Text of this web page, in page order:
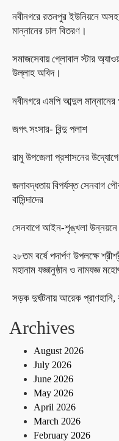
নবীনগরে রতনপুর ইউনিয়নে
মান্নানের চাল বিতরণ।
সমাজসেবায় গ্লোবাল স্টার
উল্লাহ অবিদ।
নবীনগরে এমপি আব্দুল মান্নানের
জগৎ সংসার- বিন্দু পলাশ
রামু উপজেলা প্রশাসনের
জলাবদ্ধতায় বিপর্যস্ত সেনবাগ
বাসিন্দাদের
সেনবাগে আইন-শৃঙ্খলা
২৮তম বর্ষে পদার্পণ উপলক্ষে
মহানাম যজ্ঞানুষ্ঠান ও নামযজ্ঞ
সড়ক দুর্ঘটনায় আরেক
Archives
August 2026
July 2026
June 2026
May 2026
April 2026
March 2026
February 2026